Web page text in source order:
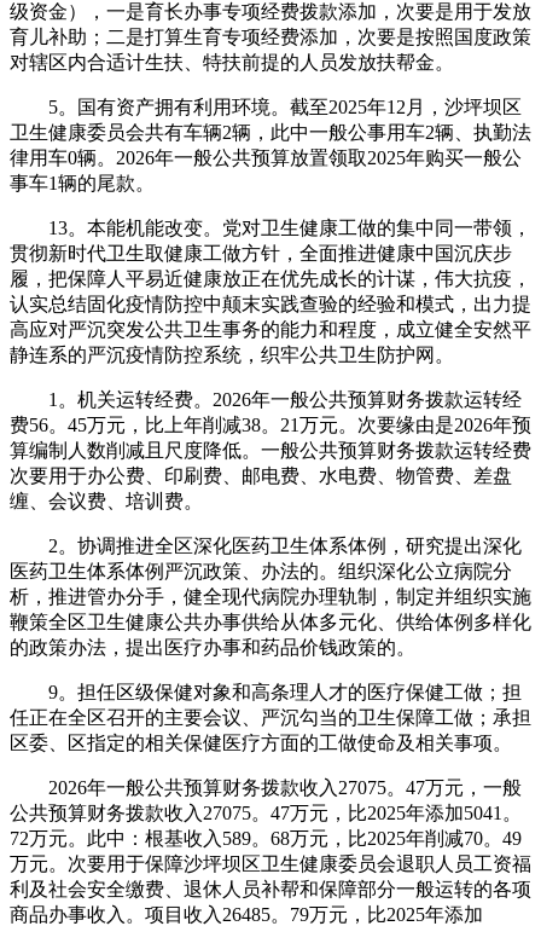
级资金），一是育长办事专项经费拨款添加，次要是用于发放
育儿补助；二是打算生育专项经费添加，次要是按照国度政策
对辖区内合适计生扶、特扶前提的人员发放扶帮金。
5。国有资产拥有利用环境。截至2025年12月，沙坪坝区
卫生健康委员会共有车辆2辆，此中一般公事用车2辆、执勤法
律用车0辆。2026年一般公共预算放置领取2025年购买一般公
事车1辆的尾款。
13。本能机能改变。党对卫生健康工做的集中同一带领，
贯彻新时代卫生取健康工做方针，全面推进健康中国沉庆步
履，把保障人平易近健康放正在优先成长的计谋，伟大抗疫，
认实总结固化疫情防控中颠末实践查验的经验和模式，出力提
高应对严沉突发公共卫生事务的能力和程度，成立健全安然平
静连系的严沉疫情防控系统，织牢公共卫生防护网。
1。机关运转经费。2026年一般公共预算财务拨款运转经
费56。45万元，比上年削减38。21万元。次要缘由是2026年预
算编制人数削减且尺度降低。一般公共预算财务拨款运转经费
次要用于办公费、印刷费、邮电费、水电费、物管费、差盘
缠、会议费、培训费。
2。协调推进全区深化医药卫生体系体例，研究提出深化
医药卫生体系体例严沉政策、办法的。组织深化公立病院分
析，推进管办分手，健全现代病院办理轨制，制定并组织实施
鞭策全区卫生健康公共办事供给从体多元化、供给体例多样化
的政策办法，提出医疗办事和药品价钱政策的。
9。担任区级保健对象和高条理人才的医疗保健工做；担
任正在全区召开的主要会议、严沉勾当的卫生保障工做；承担
区委、区指定的相关保健医疗方面的工做使命及相关事项。
2026年一般公共预算财务拨款收入27075。47万元，一般
公共预算财务拨款收入27075。47万元，比2025年添加5041。
72万元。此中：根基收入589。68万元，比2025年削减70。49
万元。次要用于保障沙坪坝区卫生健康委员会退职人员工资福
利及社会安全缴费、退休人员补帮和保障部分一般运转的各项
商品办事收入。项目收入26485。79万元，比2025年添加